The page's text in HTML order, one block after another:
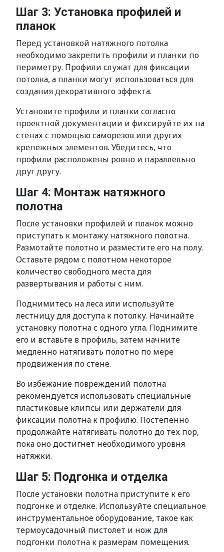
Шаг 3: Установка профилей и
планок
Перед установкой натяжного потолка
необходимо закрепить профили и планки по
периметру. Профили служат для фиксации
потолка, а планки могут использоваться для
создания декоративного эффекта.
Установите профили и планки согласно
проектной документации и фиксируйте их на
стенах с помощью саморезов или других
крепежных элементов. Убедитесь, что
профили расположены ровно и параллельно
друг другу.
Шаг 4: Монтаж натяжного
полотна
После установки профилей и планок можно
приступать к монтажу натяжного полотна.
Размотайте полотно и разместите его на полу.
Оставьте рядом с полотном некоторое
количество свободного места для
развертывания и работы с ним.
Поднимитесь на леса или используйте
лестницу для доступа к потолку. Начинайте
установку полотна с одного угла. Поднимите
его и вставьте в профиль, затем начните
медленно натягивать полотно по мере
продвижения по стене.
Во избежание повреждений полотна
рекомендуется использовать специальные
пластиковые клипсы или держатели для
фиксации полотна к профилю. Постепенно
продолжайте натягивать полотно до тех пор,
пока оно достигнет необходимого уровня
натяжки.
Шаг 5: Подгонка и отделка
После установки полотна приступите к его
подгонке и отделке. Используйте специальное
инструментальное оборудование, такое как
термоусадочный пистолет и нож для
подгонки полотна к размерам помещения.